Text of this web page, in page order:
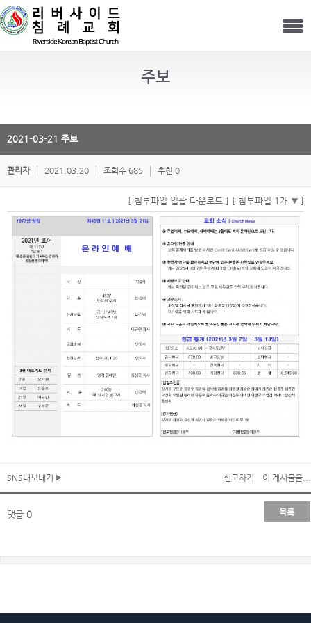
주보
2021-03-21 주보
관리자 2021.03.20 조회수 685 추천 0
[ 첨부파일 일괄 다운로드 ] [ 첨부파일 1개 ]
SNS내보내기 신고하기 이 게시물을...
댓글 0 목록